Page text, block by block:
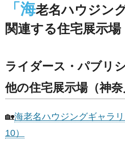
「海老名ハウジン
関連する住宅展示場
ライダース・パブリ
他の住宅展示場（神奈
🏡海老名ハウジングギャラ
10）